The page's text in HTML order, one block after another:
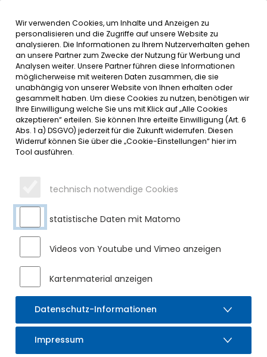
MENÜ
SERVICE
DATUMSMENÜ
JAHR WÄHLEN
MONAT WÄHLEN
Wir verwenden Cookies, um Inhalte und Anzeigen zu
personalisieren und die Zugriffe auf unsere Website zu
analysieren. Die Informationen zu Ihrem Nutzerverhalten gehen
an unsere Partner zum Zwecke der Nutzung für Werbung und
Analysen weiter. Unsere Partner führen diese Informationen
möglicherweise mit weiteren Daten zusammen, die sie
unabhängig von unserer Website von Ihnen erhalten oder
gesammelt haben. Um diese Cookies zu nutzen, benötigen wir
Ihre Einwilligung welche Sie uns mit Klick auf „Alle Cookies
akzeptieren“ erteilen. Sie können Ihre erteilte Einwilligung (Art. 6
Abs. 1 a) DSGVO) jederzeit für die Zukunft widerrufen. Diesen
Widerruf können Sie über die „Cookie-Einstellungen“ hier im
Tool ausführen.
technisch notwendige Cookies
statistische Daten mit Matomo
Videos von Youtube und Vimeo anzeigen
Kartenmaterial anzeigen
Datenschutz-Informationen
Impressum